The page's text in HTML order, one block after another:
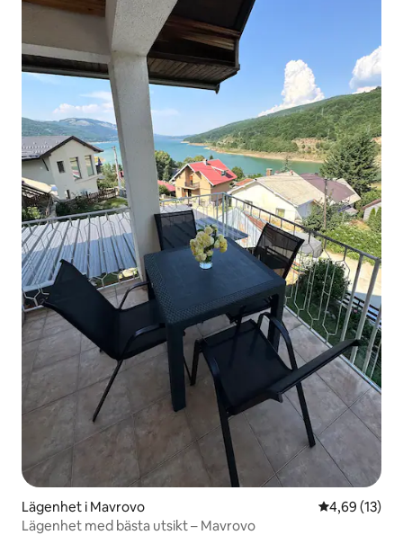
Lägenhet i Mavrovo 4,69 av 5 i
4,69 (13)
Lägenhet med bästa utsikt – Mavrovo